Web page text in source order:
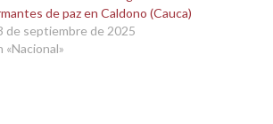
de paz en Caldono (Cauca)
de septiembre de 2025
«Nacional»